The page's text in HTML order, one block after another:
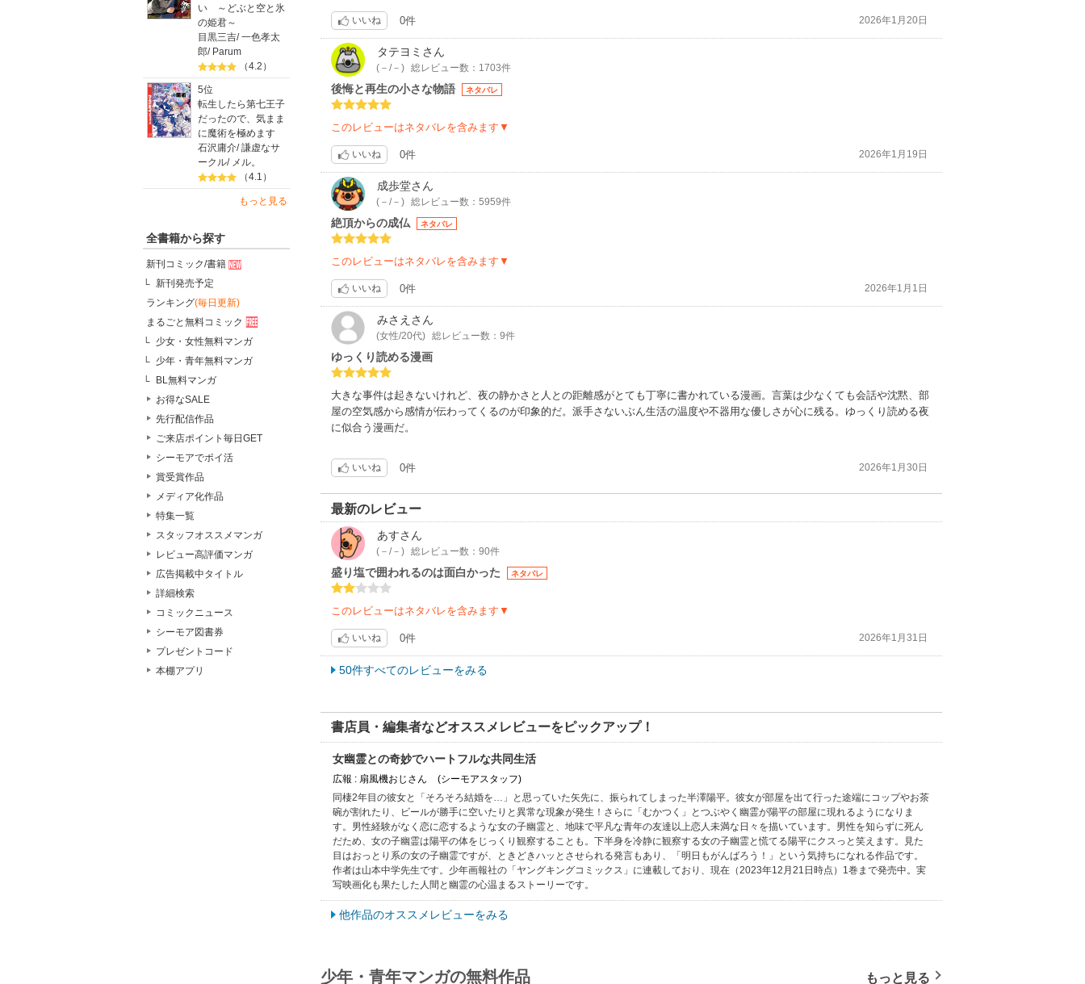
い ～どぶと空と氷
の姫君～
目黒三吉/一色孝太
郎/ Parum
（4.2）
5位
転生したら第七王子
だったので、気まま
に魔術を極めます
石沢庸介/謙虚なサ
ークル/ メル。
（4.1）
もっと見る
全書籍から探す
新刊コミック/書籍
新刊発売予定
ランキング(毎日更新)
まるごと無料コミック
少女・女性無料マンガ
少年・青年無料マンガ
BL無料マンガ
お得なSALE
先行配信作品
ご来店ポイント毎日GET
シーモアでポイ活
賞受賞作品
メディア化作品
特集一覧
スタッフオススメマンガ
レビュー高評価マンガ
広告掲載中タイトル
詳細検索
コミックニュース
シーモア図書券
プレゼントコード
本棚アプリ
いいね 0件 2026年1月20日
タテヨミ さん
(－/－) 総レビュー数：1703件
後悔と再生の小さな物語 ネタバレ
このレビューはネタバレを含みます▼
いいね 0件 2026年1月19日
成歩堂さん
(－/－) 総レビュー数：5959件
絶頂からの成仏 ネタバレ
このレビューはネタバレを含みます▼
いいね 0件 2026年1月1日
みさえ さん
(女性/20代) 総レビュー数：9件
ゆっくり読める漫画
大きな事件は起きないけれど、夜の静かさと人との距離感がとても丁寧に書かれている漫画。言葉は少なくても会話や沈黙、部
屋の空気感から感情が伝わってくるのが印象的だ。派手さないぶん生活の温度や不器用な優しさが心に残る。ゆっくり読める夜
に似合う漫画だ。
いいね 0件 2026年1月30日
最新のレビュー
あすさん
(－/－) 総レビュー数：90件
盛り塩で囲われるのは面白かった ネタバレ
このレビューはネタバレを含みます▼
いいね 0件 2026年1月31日
50件すべてのレビューをみる
書店員・編集者などオススメレビューをピックアップ！
女幽霊との奇妙でハートフルな共同生活
広報 : 扇風機おじさん
(シーモアスタッフ)
同棲2年目の彼女と「そろそろ結婚を…」と思っていた矢先に、振られてしまった半澤陽平。彼女が部屋を出て行った途端にコップやお茶
碗が割れたり、ビールが勝手に空いたりと異常な現象が発生！さらに「むかつく」とつぶやく幽霊が陽平の部屋に現れるようになりま
す。男性経験がなく恋に恋するような女の子幽霊と、地味で平凡な青年の友達以上恋人未満な日々を描いています。男性を知らずに死ん
だため、女の子幽霊は陽平の体をじっくり観察することも。下半身を冷静に観察する女の子幽霊と慌てる陽平にクスっと笑えます。見た
目はおっとり系の女の子幽霊ですが、ときどきハッとさせられる発言もあり、「明日もがんばろう！」という気持ちになれる作品です。
作者は山本中学先生です。少年画報社の「ヤングキングコミックス」に連載しており、現在（2023年12月21日時点）1巻まで発売中。実
写映画化も果たした人間と幽霊の心温まるストーリーです。
他作品のオススメレビューをみる
少年・青年マンガの無料作品 もっと見る